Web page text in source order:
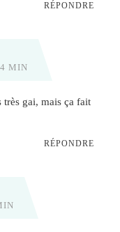
RÉPONDRE
MIN
très gai, mais ça fait
RÉPONDRE